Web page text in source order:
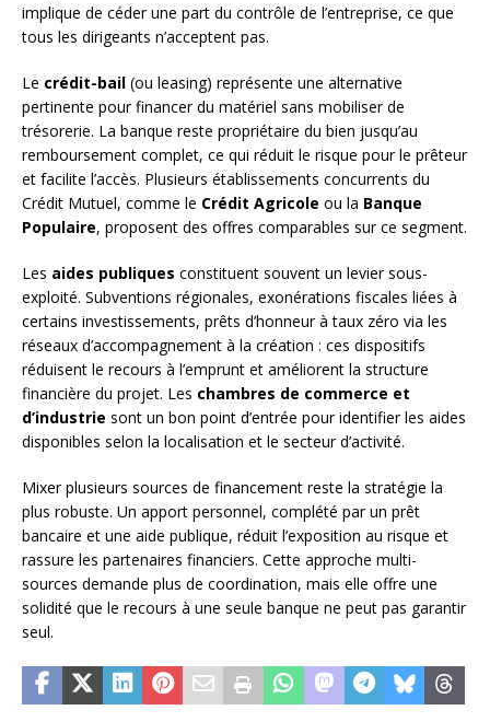
implique de céder une part du contrôle de l’entreprise, ce que
tous les dirigeants n’acceptent pas.
Le crédit-bail (ou leasing) représente une alternative
pertinente pour financer du matériel sans mobiliser de
trésorerie. La banque reste propriétaire du bien jusqu’au
remboursement complet, ce qui réduit le risque pour le prêteur
et facilite l’accès. Plusieurs établissements concurrents du
Crédit Mutuel, comme le Crédit Agricole ou la Banque
Populaire, proposent des offres comparables sur ce segment.
Les aides publiques constituent souvent un levier sous-
exploité. Subventions régionales, exonérations fiscales liées à
certains investissements, prêts d’honneur à taux zéro via les
réseaux d’accompagnement à la création : ces dispositifs
réduisent le recours à l’emprunt et améliorent la structure
financière du projet. Les chambres de commerce et
d’industrie sont un bon point d’entrée pour identifier les aides
disponibles selon la localisation et le secteur d’activité.
Mixer plusieurs sources de financement reste la stratégie la
plus robuste. Un apport personnel, complété par un prêt
bancaire et une aide publique, réduit l’exposition au risque et
rassure les partenaires financiers. Cette approche multi-
sources demande plus de coordination, mais elle offre une
solidité que le recours à une seule banque ne peut pas garantir
seul.